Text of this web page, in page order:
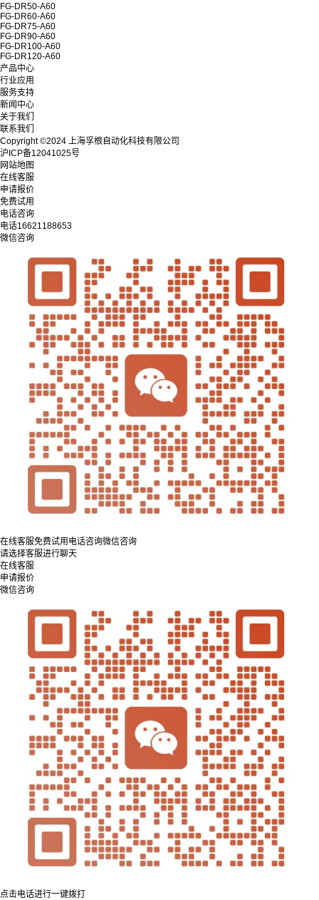
FG-DR50-A60
FG-DR60-A60
FG-DR75-A60
FG-DR90-A60
FG-DR100-A60
FG-DR120-A60
产品中心
行业应用
服务支持
新闻中心
关于我们
联系我们
Copyright ©2024 上海孚根自动化科技有限公司
沪ICP备12041025号
网站地图
在线客服
申请报价
免费试用
电话咨询
电话16621188653
微信咨询
在线客服免费试用 电话咨询微信咨询
请选择客服进行聊天
在线客服
申请报价
微信咨询
点击电话进行一键拨打